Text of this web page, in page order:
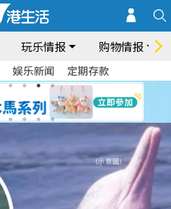
玩乐情报 购物情报
娱乐新闻 定期存款